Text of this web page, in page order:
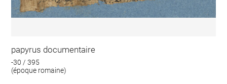
papyrus documentaire
-30 / 395
(époque romaine)